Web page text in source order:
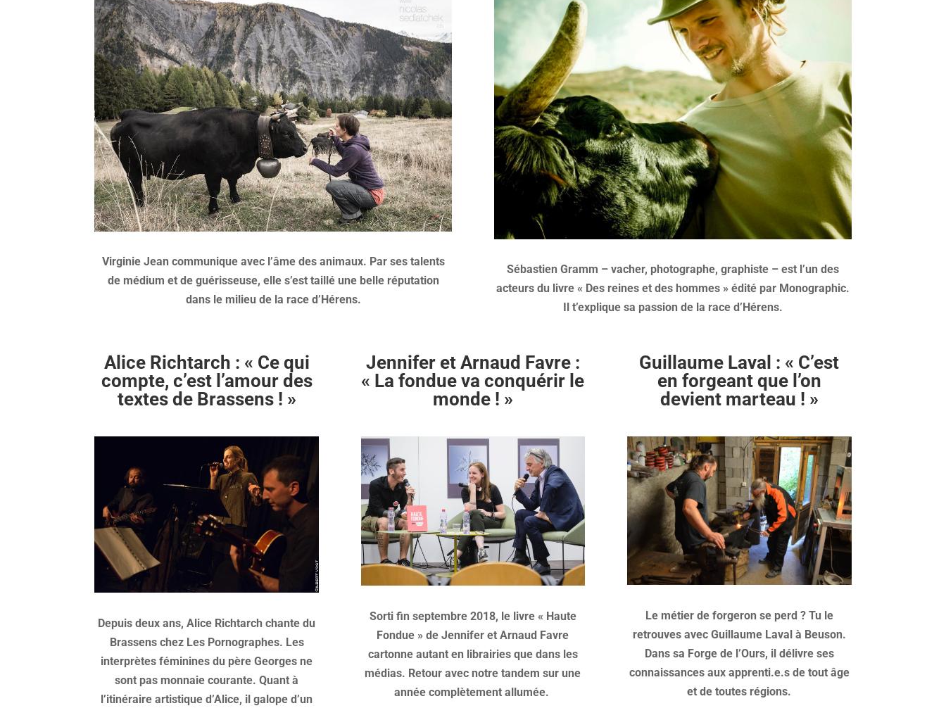
Virginie Jean communique avec l’âme des animaux. Par ses talents
de médium et de guérisseuse, elle s’est taillé une belle réputation
dans le milieu de la race d’Hérens.
Sébastien Gramm – vacher, photographe, graphiste – est l’un des
acteurs du livre « Des reines et des hommes » édité par Monographic.
Il t’explique sa passion de la race d’Hérens.
Alice Richtarch : « Ce qui
compte, c’est l’amour des
textes de Brassens ! »
Depuis deux ans, Alice Richtarch chante du
Brassens chez Les Pornographes. Les
interprètes féminines du père Georges ne
sont pas monnaie courante. Quant à
l’itinéraire artistique d’Alice, il galope d’un
Jennifer et Arnaud Favre :
« La fondue va conquérir le
monde ! »
Sorti fin septembre 2018, le livre « Haute
Fondue » de Jennifer et Arnaud Favre
cartonne autant en librairies que dans les
médias. Retour avec notre tandem sur une
année complètement allumée.
Guillaume Laval : « C’est
en forgeant que l’on
devient marteau ! »
Le métier de forgeron se perd ? Tu le
retrouves avec Guillaume Laval à Beuson.
Dans sa Forge de l’Ours, il délivre ses
connaissances aux apprenti.e.s de tout âge
et de toutes régions.